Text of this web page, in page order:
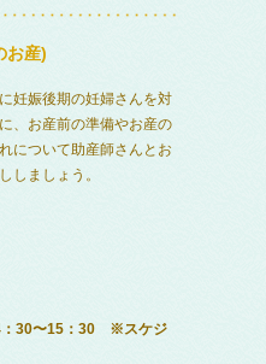
お産)
妊娠後期の妊婦さんを対
、お産前の準備やお産の
について助産師さんとお
しましょう。
：30〜15：30 ※スケジ